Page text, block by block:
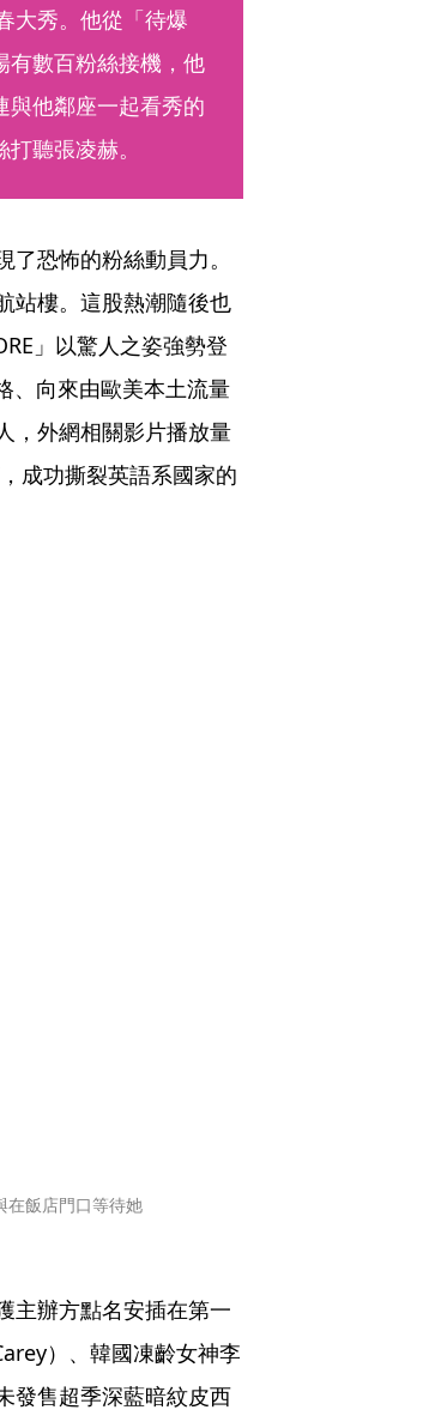
大秀。他從「待爆
有數百粉絲接機，他
與他鄰座一起看秀的
聽張凌赫。
恐怖的粉絲動員力。
站樓。這股熱潮隨後也
」以驚人之姿強勢登
、向來由歐美本土流量
，外網相關影片播放量
成功撕裂英語系國家的
在飯店門口等待她
主辦方點名安插在第一
）、韓國凍齡女神李
發售超季深藍暗紋皮西